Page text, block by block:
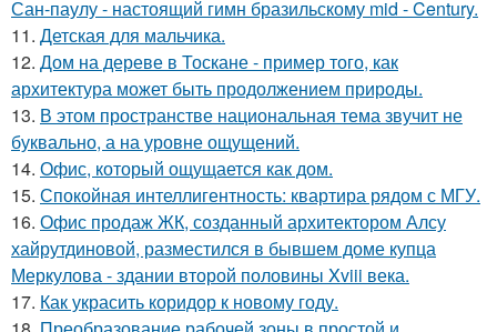
Сан-паулу - настоящий гимн бразильскому mid - Century.
11. Детская для мальчика.
12. Дом на дереве в Тоскане - пример того, как
архитектура может быть продолжением природы.
13. В этом пространстве национальная тема звучит не
буквально, а на уровне ощущений.
14. Офис, который ощущается как дом.
15. Спокойная интеллигентность: квартира рядом с МГУ.
16. Офис продаж ЖК, созданный архитектором Алсу
хайрутдиновой, разместился в бывшем доме купца
Меркулова - здании второй половины Xviii века.
17. Как украсить коридор к новому году.